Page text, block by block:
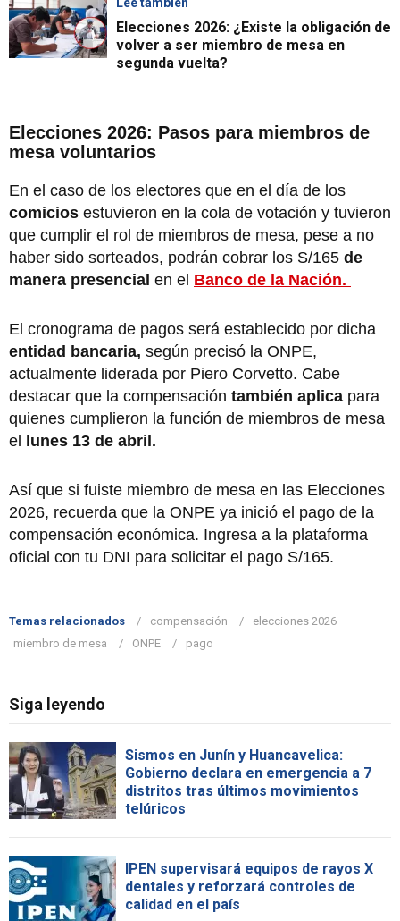
Elecciones 2026: ¿Existe la obligación de
volver a ser miembro de mesa en
segunda vuelta?
Elecciones 2026: Pasos para miembros de
mesa voluntarios
En el caso de los electores que en el día de los
comicios estuvieron en la cola de votación y tuvieron
que cumplir el rol de miembros de mesa, pese a no
haber sido sorteados, podrán cobrar los S/165 de
manera presencial en el Banco de la Nación.
El cronograma de pagos será establecido por dicha
entidad bancaria, según precisó la ONPE,
actualmente liderada por Piero Corvetto. Cabe
destacar que la compensación también aplica para
quienes cumplieron la función de miembros de mesa
el lunes 13 de abril.
Así que si fuiste miembro de mesa en las Elecciones
2026, recuerda que la ONPE ya inició el pago de la
compensación económica. Ingresa a la plataforma
oficial con tu DNI para solicitar el pago S/165.
Temas relacionados compensación
elecciones 2026
miembro de mesa
ONPE pago
Siga leyendo
Sismos en Junín y Huancavelica:
Gobierno declara en emergencia a 7
distritos tras últimos movimientos
telúricos
IPEN supervisará equipos de rayos X
dentales y reforzará controles de
calidad en el país